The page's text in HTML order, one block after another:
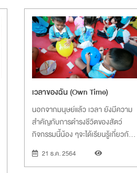
เวลาของฉัน (Own Time)
นอกจากมนุษย์แล้ว เวลา ยังมีความ
สำคัญกับการดำรงชีวิตของสัตว์
กิจกรรมนี้น้อง ๆจะได้เรียนรู้เกี่ยวกับ
ความเร็วของสัตว์
21 ธ.ค. 2564